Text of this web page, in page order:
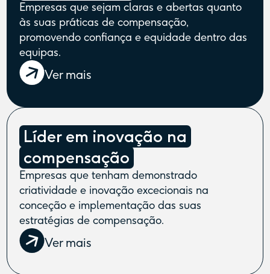
Empresas que sejam claras e abertas quanto
às suas práticas de compensação,
promovendo confiança e equidade dentro das
equipas.
Ver mais
Líder em inovação na
compensação
Empresas que tenham demonstrado
criatividade e inovação excecionais na
conceção e implementação das suas
estratégias de compensação.
Ver mais